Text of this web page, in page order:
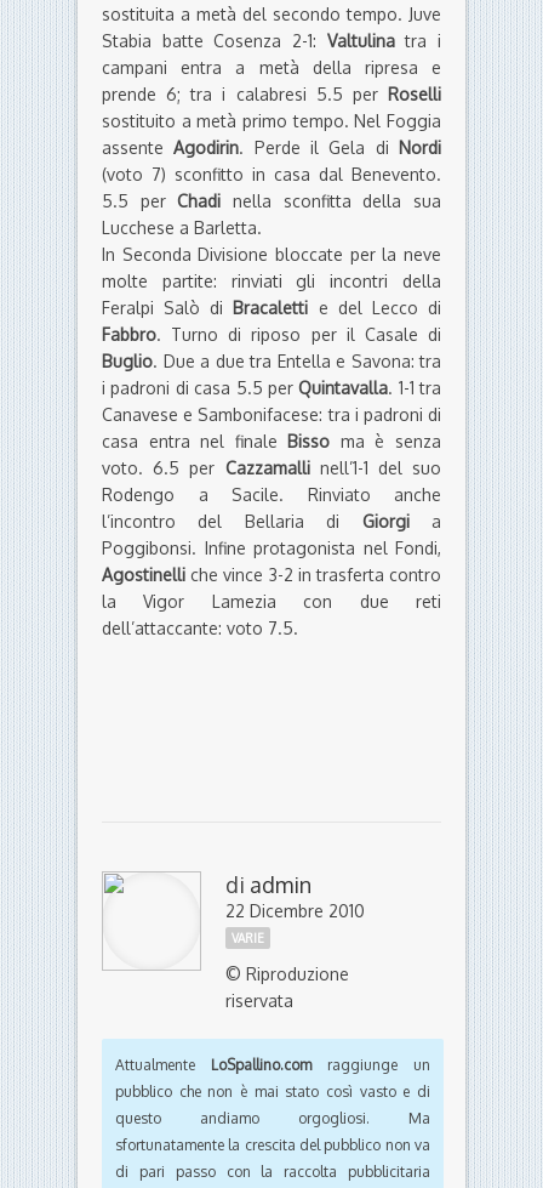
sostituita a metà del secondo tempo. Juve
Stabia batte Cosenza 2-1: Valtulinatra i
campani entra a metà della ripresa e
prende 6; tra i calabresi 5.5 per Roselli
sostituito a metà primo tempo. Nel Foggia
assenteAgodirin. Perde il Gela di Nordi
(voto 7) sconfitto in casa dal Benevento.
5.5 perChadinella sconfitta della sua
Lucchese a Barletta.
In Seconda Divisione bloccate per la neve
molte partite: rinviati gli incontri della
Feralpi Salò di Bracaletti e del Lecco di
Fabbro. Turno di riposo per il Casale di
Buglio. Due a due tra Entella e Savona: tra
i padroni di casa 5.5 perQuintavalla. 1-1 tra
Canavese e Sambonifacese: tra i padroni di
casa entra nel finale Bisso ma è senza
voto. 6.5 per Cazzamallinell’1-1 del suo
Rodengo a Sacile. Rinviato anche
l’incontro del Bellaria di Giorgia
Poggibonsi. Infine protagonista nel Fondi,
Agostinelli che vince 3-2 in trasferta contro
la Vigor Lamezia con due reti
dell’attaccante: voto 7.5.
di admin
22 Dicembre 2010
VARIE
© Riproduzione
riservata
Attualmente LoSpallino.comraggiunge un
pubblico che non è mai stato così vasto e di
questo andiamo orgogliosi. Ma
sfortunatamente la crescita del pubblico non va
di pari passo con la raccolta pubblicitaria